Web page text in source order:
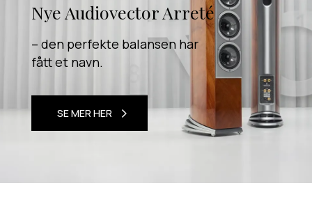
Nye Audiovector Arreté
– den perfekte balansen har
fått et navn.
SE MER HER